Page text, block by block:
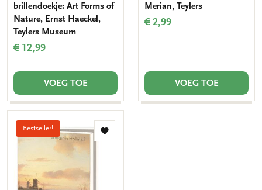
brillendoekje: Art Forms of
Nature, Ernst Haeckel,
Teylers Museum
€ 12,99
VOEG TOE
Merian, Teylers
€ 2,99
VOEG TOE
Bestseller!
Toevoegen